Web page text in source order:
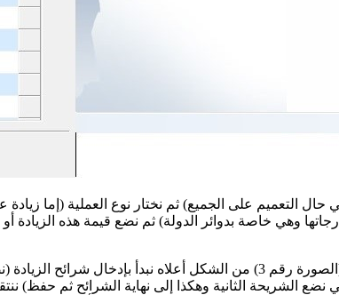
التعميم على الجميع) ثم نختار نوع العملية (إما زيادة
وهي خاصة بدوائر الدولة) ثم نضع قيمة هذه الزيادة
في حال كانت الزيادة حسب الشرائح نقوم بضغط زر حسب الشرائح ثم في النافذة التي ستظهر من الضغط وهي (الصورة رقم
الشريحة الثانية وهكذا إلى نهاية الشرائح ثم حفظ)